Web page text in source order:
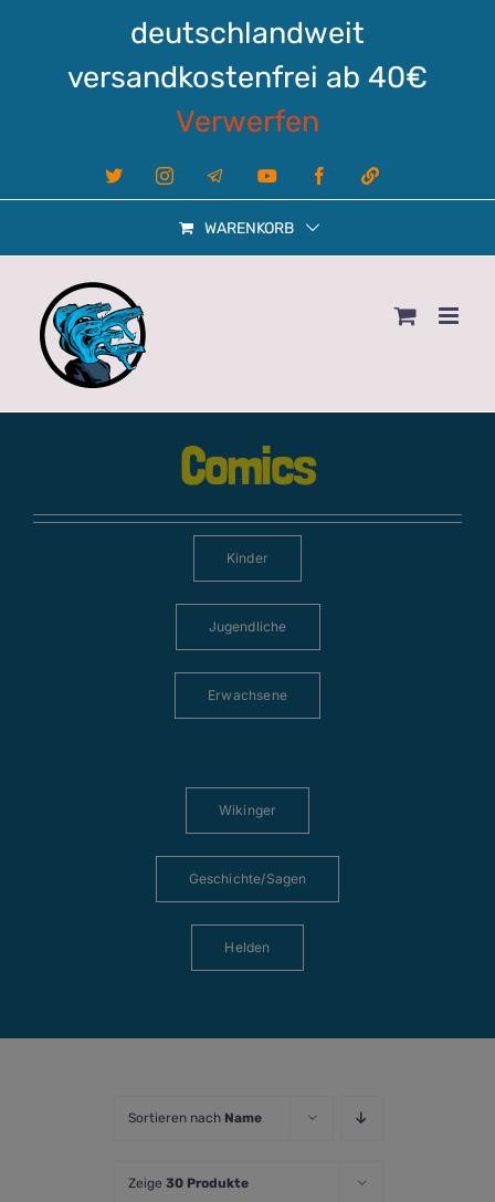
deutschlandweit
versandkostenfrei ab 40€
Verwerfen
X InstagramTelegram YouTube FacebookLinktree
WARENKORB
Comics
Kinder
Jugendliche
Erwachsene
Wikinger
Geschichte/Sagen
Helden
Sortieren nach Name
Zeige 30 Produkte